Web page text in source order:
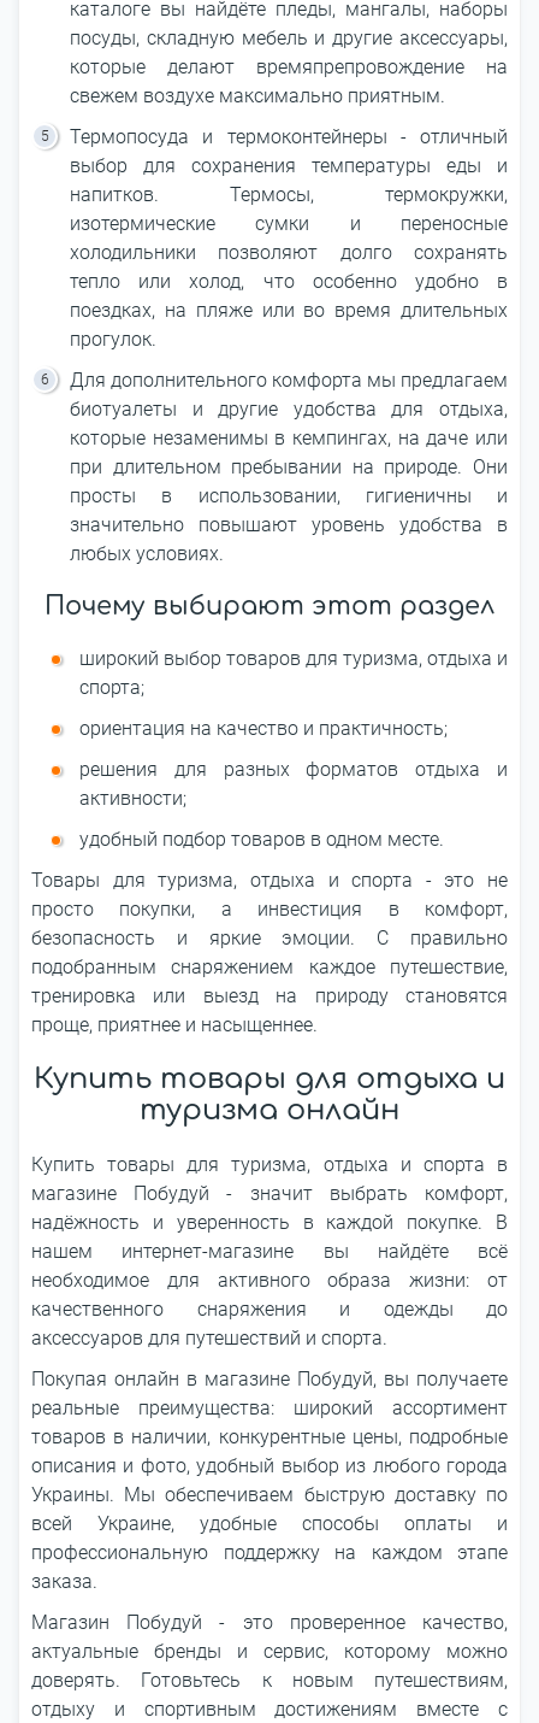
каталоге вы найдёте пледы, мангалы, наборы
посуды, складную мебель и другие аксессуары,
которые делают времяпрепровождение на
свежем воздухе максимально приятным.
Термопосуда и термоконтейнеры - отличный
выбор для сохранения температуры еды и
напитков. Термосы, термокружки,
изотермические сумки и переносные
холодильники позволяют долго сохранять
тепло или холод, что особенно удобно в
поездках, на пляже или во время длительных
прогулок.
Для дополнительного комфорта мы предлагаем
биотуалеты и другие удобства для отдыха,
которые незаменимы в кемпингах, на даче или
при длительном пребывании на природе. Они
просты в использовании, гигиеничны и
значительно повышают уровень удобства в
любых условиях.
Почему выбирают этот раздел
широкий выбор товаров для туризма, отдыха и
спорта;
ориентация на качество и практичность;
решения для разных форматов отдыха и
активности;
удобный подбор товаров в одном месте.
Товары для туризма, отдыха и спорта - это не
просто покупки, а инвестиция в комфорт,
безопасность и яркие эмоции. С правильно
подобранным снаряжением каждое путешествие,
тренировка или выезд на природу становятся
проще, приятнее и насыщеннее.
Купить товары для отдыха и
туризма онлайн
Купить товары для туризма, отдыха и спорта в
магазине Побудуй - значит выбрать комфорт,
надёжность и уверенность в каждой покупке. В
нашем интернет-магазине вы найдёте всё
необходимое для активного образа жизни: от
качественного снаряжения и одежды до
аксессуаров для путешествий и спорта.
Покупая онлайн в магазине Побудуй, вы получаете
реальные преимущества: широкий ассортимент
товаров в наличии, конкурентные цены, подробные
описания и фото, удобный выбор из любого города
Украины. Мы обеспечиваем быструю доставку по
всей Украине, удобные способы оплаты и
профессиональную поддержку на каждом этапе
заказа.
Магазин Побудуй - это проверенное качество,
актуальные бренды и сервис, которому можно
доверять. Готовьтесь к новым путешествиям,
отдыху и спортивным достижениям вместе с